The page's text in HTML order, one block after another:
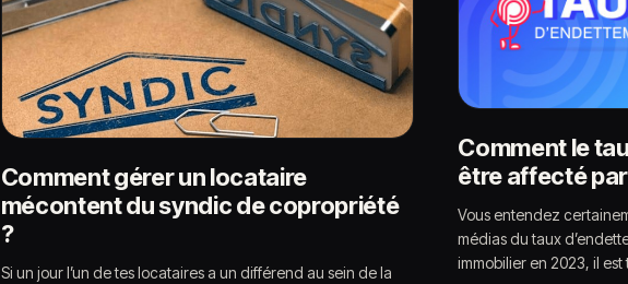
Comment gérer un locataire
mécontent du syndic de copropriété
?
Si un jour l’un de tes locataires a un différend au sein de la
Comment le
être affecté par
Vous entendez
médias du taux
immobilier en 2023, il